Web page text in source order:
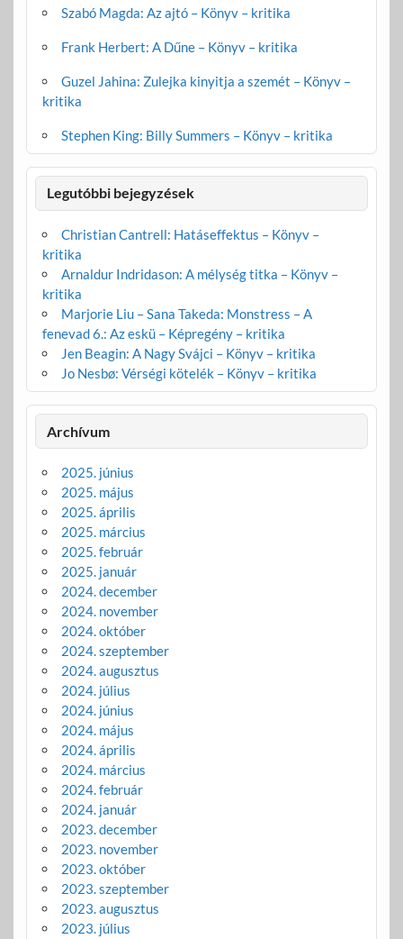
Szabó Magda: Az ajtó – Könyv – kritika
Frank Herbert: A Dűne – Könyv – kritika
Guzel Jahina: Zulejka kinyitja a szemét – Könyv –
kritika
Stephen King: Billy Summers – Könyv – kritika
Legutóbbi bejegyzések
Christian Cantrell: Hatáseffektus – Könyv –
kritika
Arnaldur Indridason: A mélység titka – Könyv –
kritika
Marjorie Liu – Sana Takeda: Monstress – A
fenevad 6.: Az eskü – Képregény – kritika
Jen Beagin: A Nagy Svájci – Könyv – kritika
Jo Nesbø: Vérségi kötelék – Könyv – kritika
Archívum
2025. június
2025. május
2025. április
2025. március
2025. február
2025. január
2024. december
2024. november
2024. október
2024. szeptember
2024. augusztus
2024. július
2024. június
2024. május
2024. április
2024. március
2024. február
2024. január
2023. december
2023. november
2023. október
2023. szeptember
2023. augusztus
2023. július